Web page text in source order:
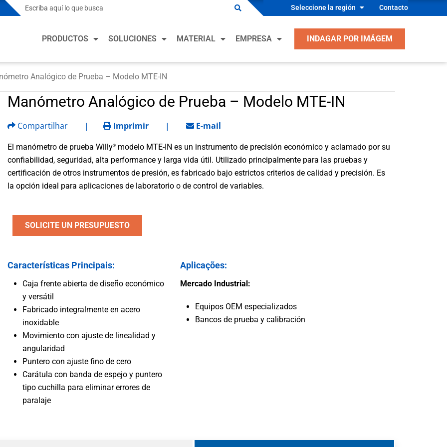
Mercados de Proceso
Química
Alimentos y Bebidas
Minería y Metalurgia
Petróleo y Gas
Energía
Mercados Industriales
Calefacción, ventilación, aire acondicionado y
Fabricantes de Equipo Industrial
Fabricantes de Equipos de Proceso
Semiconductores
Vehículos
Seleccione la región Contacto
INDAGAR POR IMÁGEM
PRODUCTOS SOLUCIONES
Soluciones para la Industria de Procesos
Mercados de Proceso
Química
Alimentos y Bebidas
Minería y Metalurgia
Petróleo y Gas
Energía
Mercados Industriales
Calefacción, ventilación, aire acondicionado y
Fabricantes de Equipo Industrial
Salud y Seguridad
MATERIAL EMPRESA
Analógico de Prueba – Modelo MTE-IN
Manómetro Analógico de Prueba – Modelo MTE-IN
Compartilhar | Imprimir | E-mail
El manómetro de prueba Willy® modelo MTE-IN es un instrumento de precisión económico y aclamado por su
confiabilidad, seguridad, alta performance y larga vida útil. Utilizado principalmente para las pruebas y
certificación de otros instrumentos de presión, es fabricado bajo estrictos criterios de calidad y precisión. Es
la opción ideal para aplicaciones de laboratorio o de control de variables.
SOLICITE UN PRESUPUESTO
Características Principais:
Caja frente abierta de diseño económico
y versátil
Fabricado integralmente en acero
inoxidable
Movimiento con ajuste de linealidad y
angularidad
Puntero con ajuste fino de cero
Carátula con banda de espejo y puntero
tipo cuchilla para eliminar errores de
paralaje
Aplicações:
Mercado Industrial:
Equipos OEM especializados
Bancos de prueba y calibración